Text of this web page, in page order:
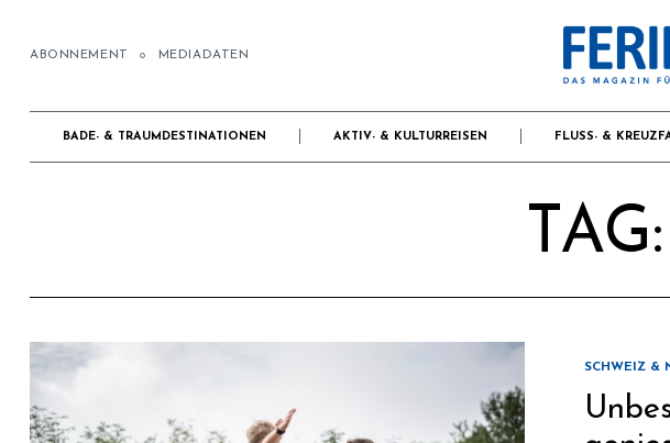
ABONNEMENT MEDIADATEN
BADE- & TRAUMDESTINATIONEN AKTIV- & KULTURREISEN FLUSS- &
TAG:
SCHWEIZ &